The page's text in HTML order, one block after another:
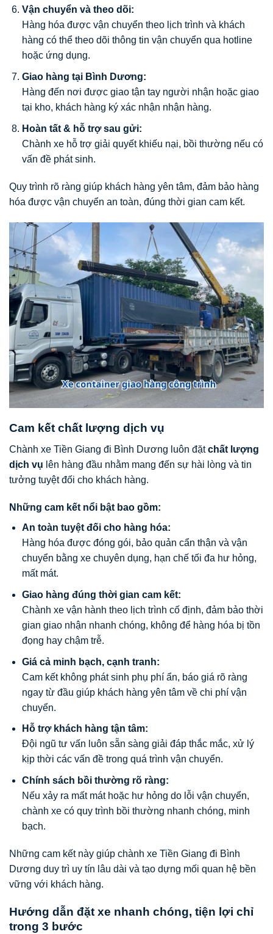
Vận chuyển và theo dõi:
Hàng hóa được vận chuyển theo lịch trình và khách
hàng có thể theo dõi thông tin vận chuyển qua hotline
hoặc ứng dụng.
Giao hàng tại Bình Dương:
Hàng đến nơi được giao tận tay người nhận hoặc giao
tại kho, khách hàng ký xác nhận nhận hàng.
Hoàn tất & hỗ trợ sau gửi:
Chành xe hỗ trợ giải quyết khiếu nại, bồi thường nếu có
vấn đề phát sinh.
Quy trình rõ ràng giúp khách hàng yên tâm, đảm bảo hàng
hóa được vận chuyển an toàn, đúng thời gian cam kết.
Cam kết chất lượng dịch vụ
Chành xe Tiền Giang đi Bình Dương luôn đặtchất lượng
dịch vụ lên hàng đầu nhằm mang đến sự hài lòng và tin
tưởng tuyệt đối cho khách hàng.
Những cam kết nổi bật bao gồm:
An toàn tuyệt đối cho hàng hóa:
Hàng hóa được đóng gói, bảo quản cẩn thận và vận
chuyển bằng xe chuyên dụng, hạn chế tối đa hư hỏng,
mất mát.
Giao hàng đúng thời gian cam kết:
Chành xe vận hành theo lịch trình cố định, đảm bảo thời
gian giao nhận nhanh chóng, không để hàng hóa bị tồn
đọng hay chậm trễ.
Giá cả minh bạch, cạnh tranh:
Cam kết không phát sinh phụ phí ẩn, báo giá rõ ràng
ngay từ đầu giúp khách hàng yên tâm về chi phí vận
chuyển.
Hỗ trợ khách hàng tận tâm:
Đội ngũ tư vấn luôn sẵn sàng giải đáp thắc mắc, xử lý
kịp thời các vấn đề trong quá trình vận chuyển.
Chính sách bồi thường rõ ràng:
Nếu xảy ra mất mát hoặc hư hỏng do lỗi vận chuyển,
chành xe có quy trình bồi thường nhanh chóng, minh
bạch.
Những cam kết này giúp chành xe Tiền Giang đi Bình
Dương duy trì uy tín lâu dài và tạo dựng mối quan hệ bền
vững với khách hàng.
Hướng dẫn đặt xe nhanh chóng, tiện lợi chỉ
trong 3 bước